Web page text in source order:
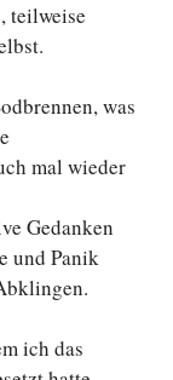
teilweise
was
mal wieder
Gedanken
und Panik
ich das